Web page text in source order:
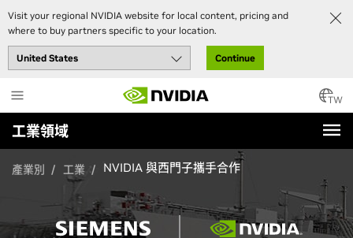
Visit your regional NVIDIA website for local content, pricing and
where to buy partners specific to your location.
Continue
to
main
content
TW
工業領域
產業別 工業 NVIDIA 與西門子攜手合作